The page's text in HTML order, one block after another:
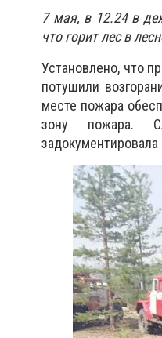
7 мая, в 12.24 в
что горит лес в
Установлено, что
потушили
месте пожара
зону пожара.